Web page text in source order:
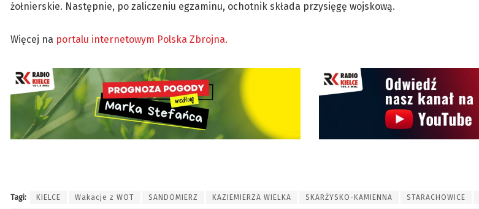
żołnierskie. Następnie, po zaliczeniu egzaminu, ochotnik składa przysięgę wojskową.
Więcej na portalu internetowym Polska Zbrojna.
Tagi: KIELCE Wakacje z WOT SANDOMIERZ KAZIEMIERZA WIELKA SKARŻYSKO-KAMIENNA STARACHOWICE